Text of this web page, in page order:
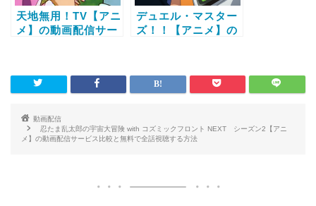
天地無用！TV【アニ
メ】の動画配信サー
デュエル・マスター
ズ！！【アニメ】の
動画配信
忍たま乱太郎の宇宙大冒険 with コズミックフロント NEXT シーズン2【アニ
メ】の動画配信サービス比較と無料で全話視聴する方法